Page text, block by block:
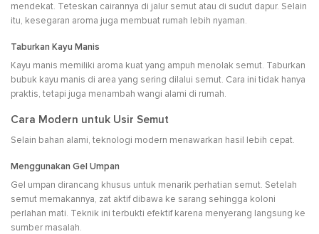
mendekat. Teteskan cairannya di jalur semut atau di sudut dapur. Selain
itu, kesegaran aroma juga membuat rumah lebih nyaman.
Taburkan Kayu Manis
Kayu manis memiliki aroma kuat yang ampuh menolak semut. Taburkan
bubuk kayu manis di area yang sering dilalui semut. Cara ini tidak hanya
praktis, tetapi juga menambah wangi alami di rumah.
Cara Modern untuk Usir Semut
Selain bahan alami, teknologi modern menawarkan hasil lebih cepat.
Menggunakan Gel Umpan
Gel umpan dirancang khusus untuk menarik perhatian semut. Setelah
semut memakannya, zat aktif dibawa ke sarang sehingga koloni
perlahan mati. Teknik ini terbukti efektif karena menyerang langsung ke
sumber masalah.